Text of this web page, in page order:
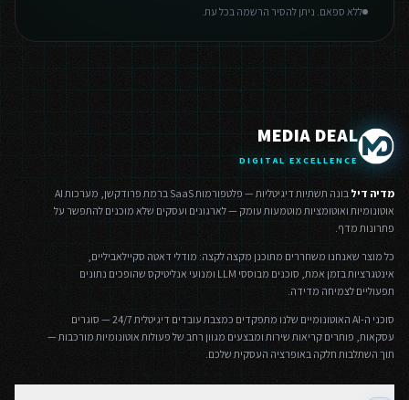
ללא ספאם. ניתן להסיר הרשמה בכל עת.
MEDIA DEAL
DIGITAL EXCELLENCE
מדיה דיל
בונה תשתיות דיגיטליות — פלטפורמות SaaS ברמת פרודקשן, מערכות AI
אוטונומיות ואוטומציות מוטמעות עומק — לארגונים ועסקים שלא מוכנים להתפשר על
פתרונות מדף.
כל מוצר שאנחנו משחררים מתוכנן מקצה לקצה: מודלי דאטה סקיילאביליים,
אינטגרציות בזמן אמת, סוכנים מבוססי LLM ומנועי אנליטיקס שהופכים נתונים
תפעוליים לצמיחה מדידה.
סוכני ה-AI האוטונומיים שלנו מתפקדים כמצבת עובדים דיגיטלית 24/7 — סוגרים
עסקאות, פותרים קריאות שירות ומבצעים מגוון רחב של פעולות אוטונומיות מורכבות —
תוך השתלבות חלקה באופרציה העסקית שלכם.